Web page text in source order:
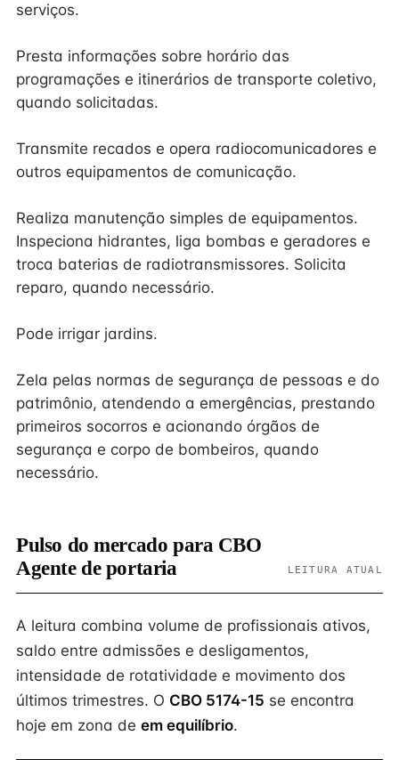
serviços.
Presta informações sobre horário das
programações e itinerários de transporte coletivo,
quando solicitadas.
Transmite recados e opera radiocomunicadores e
outros equipamentos de comunicação.
Realiza manutenção simples de equipamentos.
Inspeciona hidrantes, liga bombas e geradores e
troca baterias de radiotransmissores. Solicita
reparo, quando necessário.
Pode irrigar jardins.
Zela pelas normas de segurança de pessoas e do
patrimônio, atendendo a emergências, prestando
primeiros socorros e acionando órgãos de
segurança e corpo de bombeiros, quando
necessário.
Pulso do mercado para CBO
Agente de portaria
LEITURA ATUAL
A leitura combina volume de profissionais ativos,
saldo entre admissões e desligamentos,
intensidade de rotatividade e movimento dos
últimos trimestres. O CBO 5174-15 se encontra
hoje em zona de em equilíbrio.